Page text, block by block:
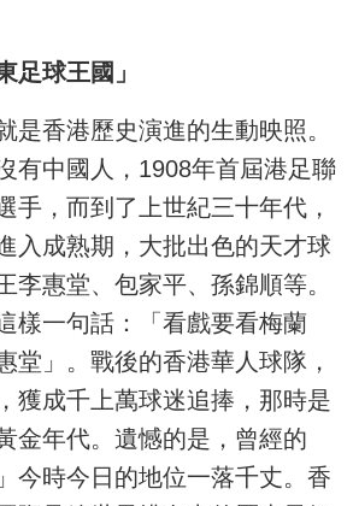
足球王國」
是香港歷史演進的生動映照。
有中國人，1908年首屆港足聯
手，而到了上世紀三十年代，
入成熟期，大批出色的天才球
李惠堂、包家平、孫錦順等。
樣一句話：「看戲要看梅蘭
堂」。戰後的香港華人球隊，
獲成千上萬球迷追捧，那時是
金年代。遺憾的是，曾經的
今時今日的地位一落千丈。香